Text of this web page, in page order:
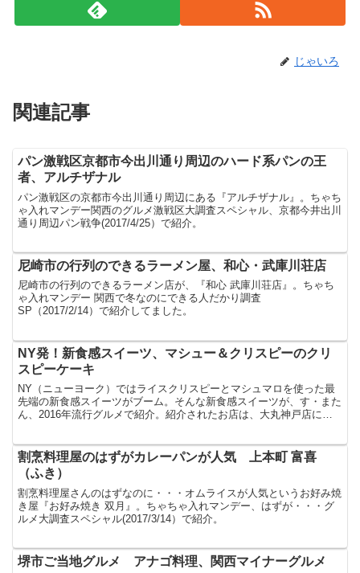
じゃいろ
関連記事
パン激戦区京都市今出川通り周辺のハード系パンの王
者、アルチザナル
パン激戦区の京都市今出川通り周辺にある『アルチザナル』。ちゃち
ゃ入れマンデー関西のグルメ激戦区大調査スペシャル、京都今井出川
通り周辺パン戦争(2017/4/25）で紹介。
尼崎市の行列のできるラーメン屋、和心・武庫川荘店
尼崎市の行列のできるラーメン店が、『和心 武庫川荘店』。ちゃち
ゃ入れマンデー 関西で冬なのにできる人だかり調査
SP（2017/2/14）で紹介してました。
NY発！新食感スイーツ、マシュー＆クリスピーのクリ
スピーケーキ
NY（ニューヨーク）ではライスクリスピーとマシュマロを使った最
先端の新食感スイーツがブーム。そんな新食感スイーツが、す・また
ん、2016年流行グルメで紹介。紹介されたお店は、大丸神戸店にあ
割烹料理屋のはずがカレーパンが人気 上本町 富喜
（ふき）
割烹料理屋さんのはずなのに・・・オムライスが人気というお好み焼
き屋『お好み焼き 双月』。ちゃちゃ入れマンデー、はずが・・・グ
ルメ大調査スペシャル(2017/3/14）で紹介。
堺市ご当地グルメ アナゴ料理、関西マイナーグルメ